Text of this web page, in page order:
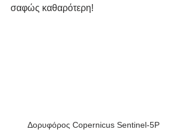
σαφώς καθαρότερη!
Δορυφόρος Copernicus Sentinel-5P